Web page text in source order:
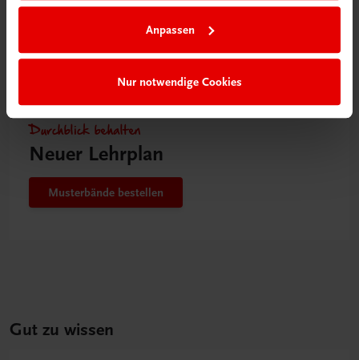
Anpassen
Nur notwendige Cookies
Durchblick behalten
Neuer Lehrplan
Musterbände bestellen
Gut zu wissen